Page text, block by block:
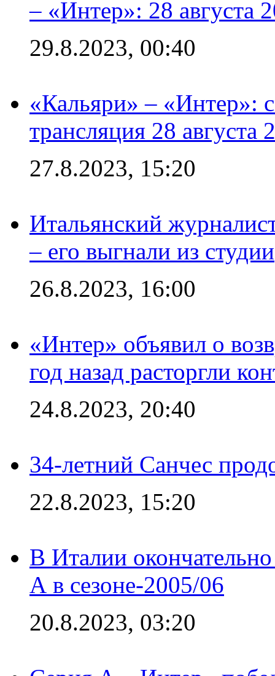
– «Интер»: 28 августа
29.8.2023, 00:40
«Кальяри» – «Интер»:
трансляция 28 августа
27.8.2023, 15:20
Итальянский
– его выгнали из студии
26.8.2023, 16:00
«Интер» объявил о
год назад расторгли
24.8.2023, 20:40
34-летний Санчес
22.8.2023, 15:20
В Италии
А в сезоне-2005/06
20.8.2023, 03:20